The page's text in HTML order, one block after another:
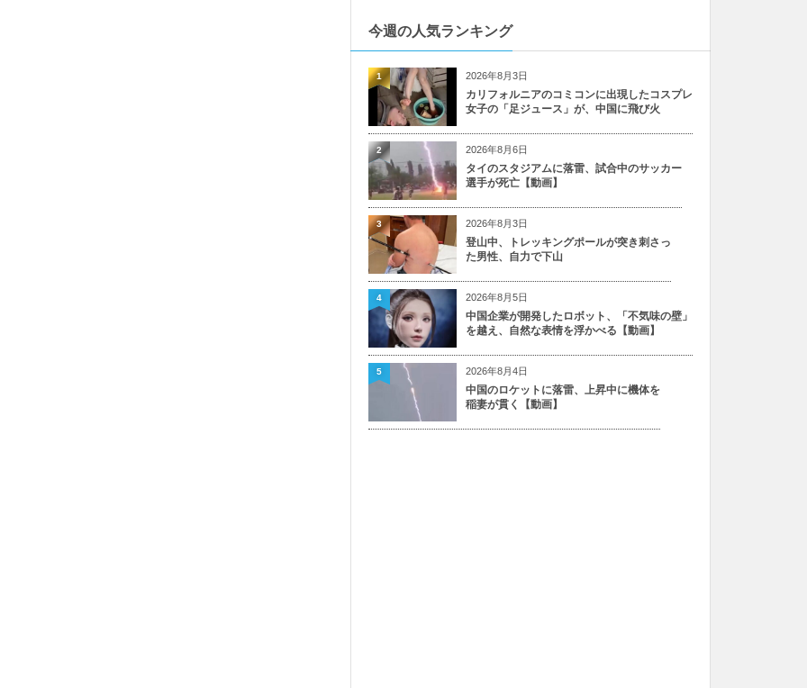
今週の人気ランキング
2026年8月3日
カリフォルニアのコミコンに出現したコスプレ
女子の「足ジュース」が、中国に飛び火
1
2026年8月6日
タイのスタジアムに落雷、試合中のサッカー
選手が死亡【動画】
2
2026年8月3日
登山中、トレッキングポールが突き刺さっ
た男性、自力で下山
3
2026年8月5日
中国企業が開発したロボット、「不気味の壁」
を越え、自然な表情を浮かべる【動画】
4
2026年8月4日
中国のロケットに落雷、上昇中に機体を
稲妻が貫く【動画】
5